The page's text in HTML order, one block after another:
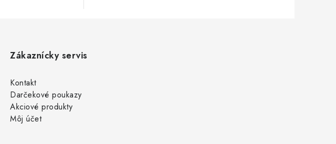
Zákaznícky servis
Kontakt
Darčekové poukazy
Akciové produkty
Môj účet